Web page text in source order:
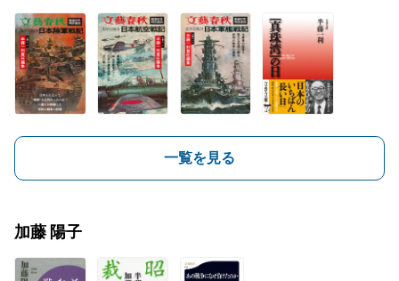
一覧を見る
加藤 陽子